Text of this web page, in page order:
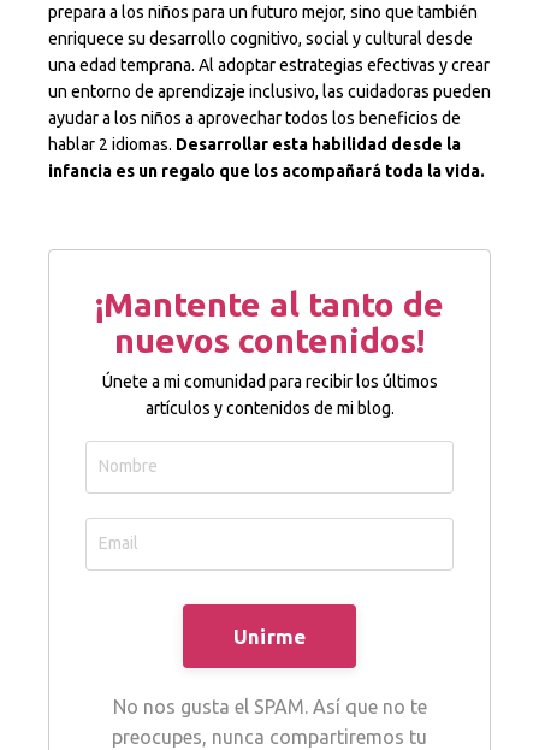
prepara a los niños para un futuro mejor, sino que también
enriquece su desarrollo cognitivo, social y cultural desde
una edad temprana. Al adoptar estrategias efectivas y crear
un entorno de aprendizaje inclusivo, las cuidadoras pueden
ayudar a los niños a aprovechar todos los beneficios de
hablar 2 idiomas. Desarrollar esta habilidad desde la
infancia es un regalo que los acompañará toda la vida.
¡Mantente al tanto de
nuevos contenidos!
Únete a mi comunidad para recibir los últimos
artículos y contenidos de mi blog.
No nos gusta el SPAM. Así que no te
preocupes, nunca compartiremos tu